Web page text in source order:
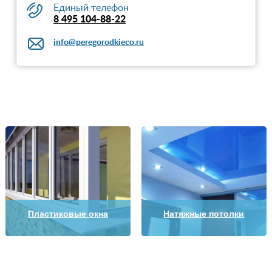
Единый телефон
8 495 104-88-22
info@peregorodkieco.ru
Пластиковые окна Натяжные потолки